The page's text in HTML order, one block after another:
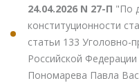
24.04.2026 N 27-П "По
конституционности
статьи 133 Уголовно-
Российской
Пономарева Павла